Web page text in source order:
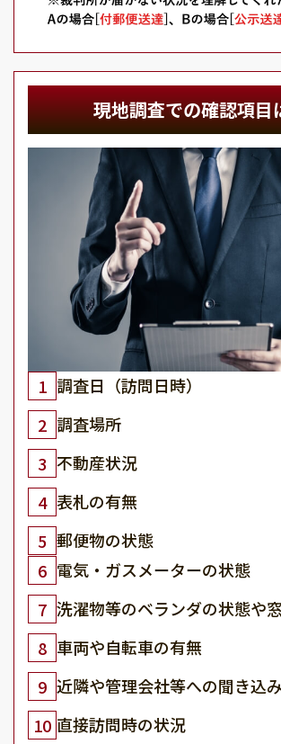
現地調査での確認項目
1 調査日（訪問日時）
2 調査場所
3 不動産状況
4 表札の有無
5 郵便物の状態
6 電気・ガスメーターの状態
7 洗濯物等のベランダの状態や
8 車両や自転車の有無
9 近隣や管理会社等への聞き込
10 直接訪問時の状況